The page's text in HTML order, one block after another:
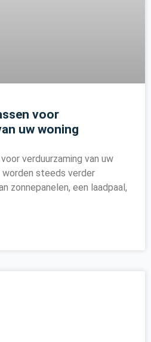
voor
uw woning
verduurzaming van uw
worden steeds verder
zonnepanelen, een laadpaal,